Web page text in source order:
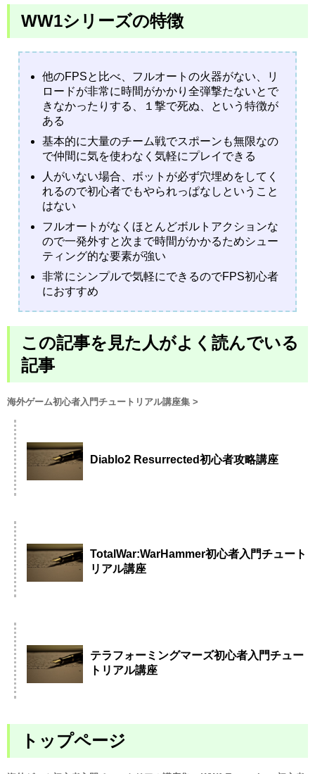
WW1シリーズの特徴
他のFPSと比べ、フルオートの火器がない、リ
ロードが非常に時間がかかり全弾撃たないとで
きなかったりする、１撃で死ぬ、という特徴が
ある
基本的に大量のチーム戦でスポーンも無限なの
で仲間に気を使わなく気軽にプレイできる
人がいない場合、ボットが必ず穴埋めをしてく
れるので初心者でもやられっぱなしということ
はない
フルオートがなくほとんどボルトアクションな
ので一発外すと次まで時間がかかるためシュー
ティング的な要素が強い
非常にシンプルで気軽にできるのでFPS初心者
におすすめ
この記事を見た人がよく読んでいる
記事
海外ゲーム初心者入門チュートリアル講座集 >
Diablo2 Resurrected初心者攻略講座
TotalWar:WarHammer初心者入門チュート
リアル講座
テラフォーミングマーズ初心者入門チュー
トリアル講座
トップページ